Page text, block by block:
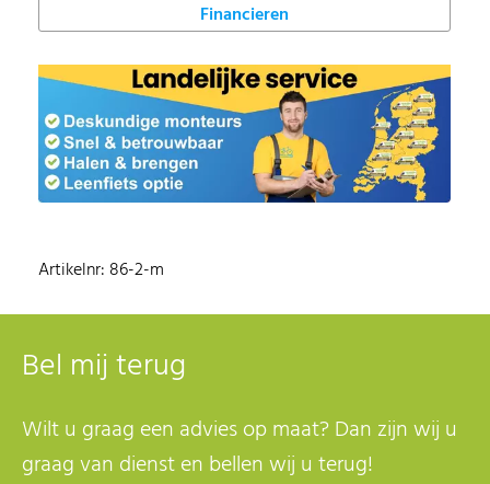
Financieren
Artikelnr: 86-2-m
Bel mij terug
Wilt u graag een advies op maat? Dan zijn wij u
graag van dienst en bellen wij u terug!